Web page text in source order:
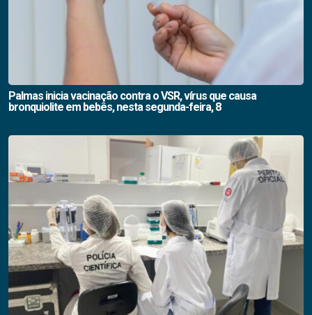
Palmas inicia vacinação contra o VSR, vírus que causa
bronquiolite em bebês, nesta segunda-feira, 8